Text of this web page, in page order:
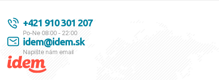
+421 910 301 207
Po-Ne 08:00 - 22:00
idem@idem.sk
Napíšte nám email